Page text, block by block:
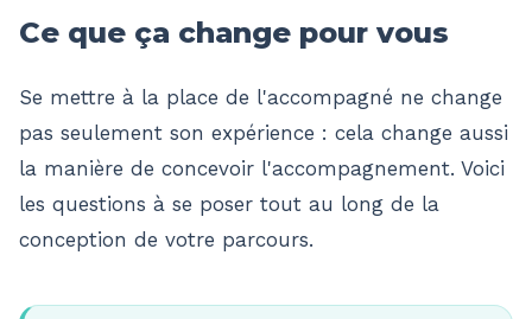
Ce que ça change pour vous
Se mettre à la place de l'accompagné ne change
pas seulement son expérience : cela change aussi
la manière de concevoir l'accompagnement. Voici
les questions à se poser tout au long de la
conception de votre parcours.